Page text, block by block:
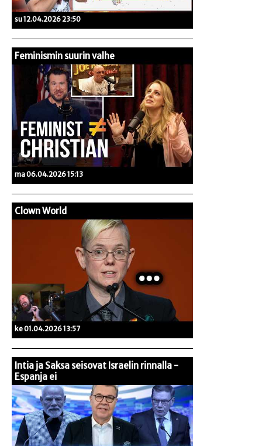
su 12.04.2026 23:50
Feminismin suurin valhe
ma 06.04.2026 15:13
Clown World
ke 01.04.2026 13:57
Intia ja Saksa seisovat Israelin rinnalla -
Espanja ei